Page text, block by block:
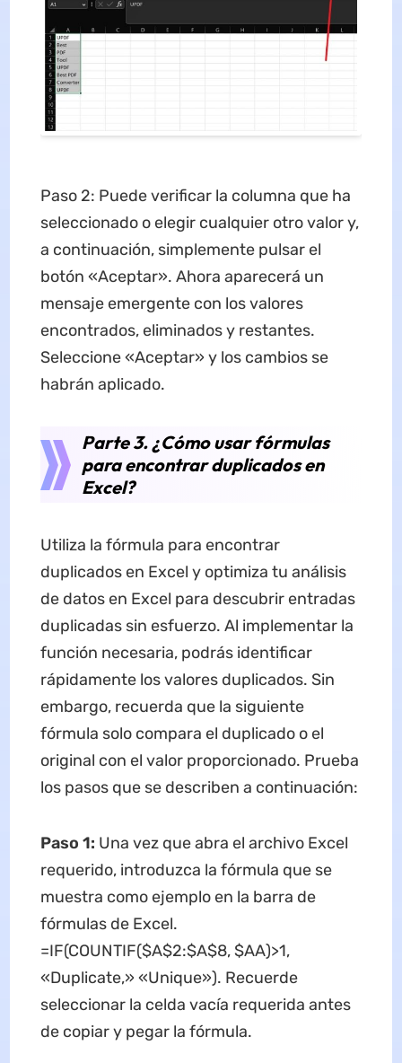
Paso 2: Puede verificar la columna que ha
seleccionado o elegir cualquier otro valor y,
a continuación, simplemente pulsar el
botón «Aceptar». Ahora aparecerá un
mensaje emergente con los valores
encontrados, eliminados y restantes.
Seleccione «Aceptar» y los cambios se
habrán aplicado.
Parte 3. ¿Cómo usar fórmulas
para encontrar duplicados en
Excel?
Utiliza la fórmula para encontrar
duplicados en Excel y optimiza tu análisis
de datos en Excel para descubrir entradas
duplicadas sin esfuerzo. Al implementar la
función necesaria, podrás identificar
rápidamente los valores duplicados. Sin
embargo, recuerda que la siguiente
fórmula solo compara el duplicado o el
original con el valor proporcionado. Prueba
los pasos que se describen a continuación:
Paso 1: Una vez que abra el archivo Excel
requerido, introduzca la fórmula que se
muestra como ejemplo en la barra de
fórmulas de Excel.
=IF(COUNTIF($A$2:$A$8, $AA)>1,
«Duplicate,» «Unique»). Recuerde
seleccionar la celda vacía requerida antes
de copiar y pegar la fórmula.